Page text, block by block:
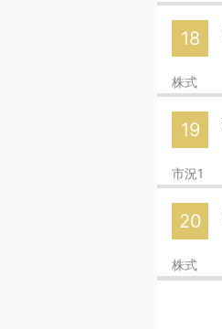
18
株式
19
市況1
20
株式